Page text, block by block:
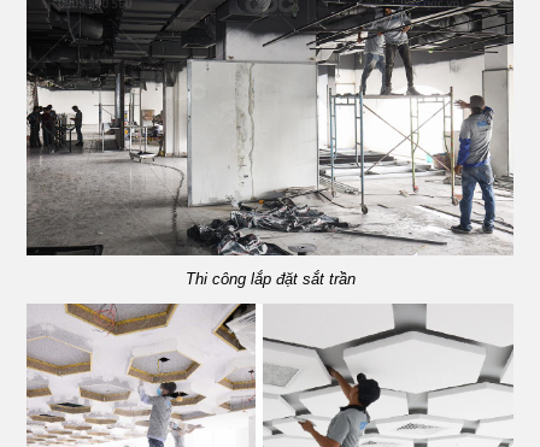
Thi công lắp đặt sắt trần